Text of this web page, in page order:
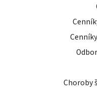
Choroby